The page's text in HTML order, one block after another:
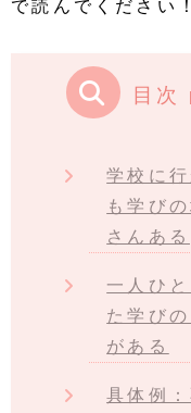
で読んでください！
目次
学校に
も学び
さんある
一人ひ
た学び
がある
具体例